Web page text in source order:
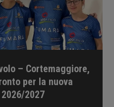
– Cortemaggiore,
per la nuova
2027